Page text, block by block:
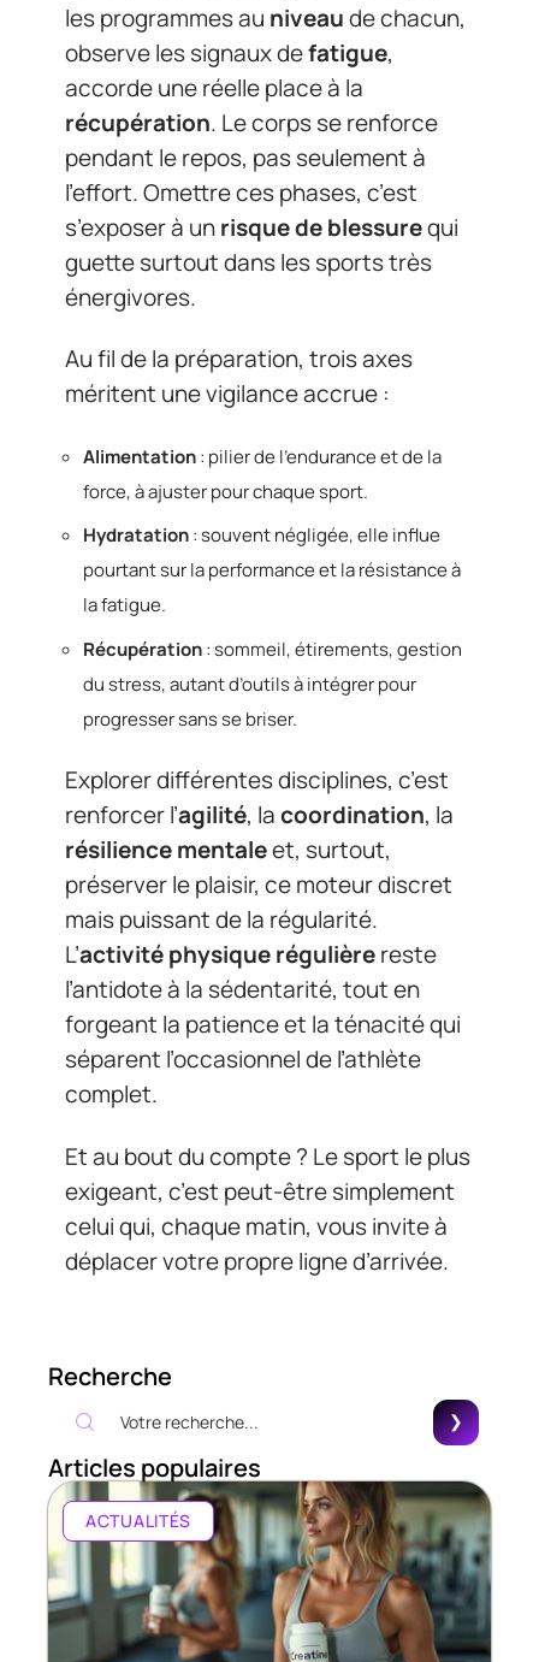
les programmes au niveaude chacun,
observe les signaux defatigue,
accorde une réelle place à la
récupération. Le corps se renforce
pendant le repos, pas seulement à
l’effort. Omettre ces phases, c’est
s’exposer à unrisque de blessurequi
guette surtout dans les sports très
énergivores.
Au fil de la préparation, trois axes
méritent une vigilance accrue :
Alimentation: pilier de l’endurance et de la
force, à ajuster pour chaque sport.
Hydratation: souvent négligée, elle influe
pourtant sur la performance et la résistance à
la fatigue.
Récupération: sommeil, étirements, gestion
du stress, autant d’outils à intégrer pour
progresser sans se briser.
Explorer différentes disciplines, c’est
renforcer l’agilité, lacoordination, la
résilience mentaleet, surtout,
préserver le plaisir, ce moteur discret
mais puissant de la régularité.
L’activité physique régulièrereste
l’antidote à la sédentarité, tout en
forgeant la patience et la ténacité qui
séparent l’occasionnel de l’athlète
complet.
Et au bout du compte ? Le sport le plus
exigeant, c’est peut-être simplement
celui qui, chaque matin, vous invite à
déplacer votre propre ligne d’arrivée.
Recherche
Articles populaires
ACTUALITÉS